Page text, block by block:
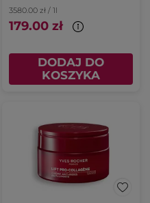
3580.00 zł / 1l
179.00 zł
DODAJ DO
KOSZYKA